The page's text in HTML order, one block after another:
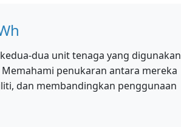
dua unit tenaga yang digunakan
penukaran antara mereka
dan membandingkan penggunaan